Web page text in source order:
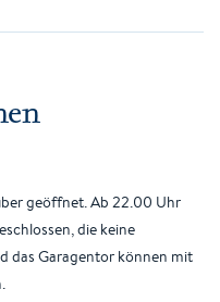
geöffnet. Ab 22.00 Uhr
die keine
das Garagentor können mit